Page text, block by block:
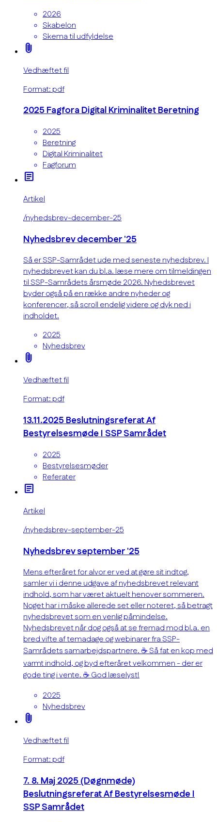
2026
Skabelon
Skema til udfyldelse
attach_file
Vedhæftet fil
Format: pdf
2025 Fagfora Digital Kriminalitet Beretning
2025
Beretning
Digital Kriminalitet
Fagforum
article
Artikel
/nyhedsbrev-december-25
Nyhedsbrev december '25
Så er SSP-Samrådet ude med seneste nyhedsbrev. I
nyhedsbrevet kan du bl.a. læse mere om tilmeldingen
til SSP-Samrådets årsmøde 2026. Nyhedsbrevet
byder også på en række andre nyheder og
konferencer, så scroll endelig videre og dyk ned i
indholdet.
2025
Nyhedsbrev
attach_file
Vedhæftet fil
Format: pdf
13.11.2025 Beslutningsreferat Af
Bestyrelsesmøde I SSP Samrådet
2025
Bestyrelsesmøder
Referater
article
Artikel
/nyhedsbrev-september-25
Nyhedsbrev september '25
Mens efteråret for alvor er ved at gøre sit indtog,
samler vi i denne udgave af nyhedsbrevet relevant
indhold, som har været aktuelt henover sommeren.
Noget har i måske allerede set eller noteret, så betragt
nyhedsbrevet som en venlig påmindelse.
Nyhedsbrevet når dog også at se fremad mod bl.a. en
bred vifte af temadage og webinarer fra SSP-
Samrådets samarbejdspartnere. ☕ Så fat en kop med
varmt indhold, og byd efteråret velkommen - der er
gode ting i vente. ☕ God læselyst!
2025
Nyhedsbrev
attach_file
Vedhæftet fil
Format: pdf
7. 8. Maj 2025 (Døgnmøde)
Beslutningsreferat Af Bestyrelsesmøde I
SSP Samrådet